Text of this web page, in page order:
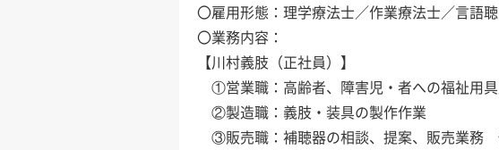
〇雇用形態：理学療法士／作業療法士／言語
〇業務内容：
【川村義肢（正社員）】
①営業職：高齢者、障害児・者への福祉用
②製造職：義肢・装具の製作作業
③販売職：補聴器の相談、提案、販売業